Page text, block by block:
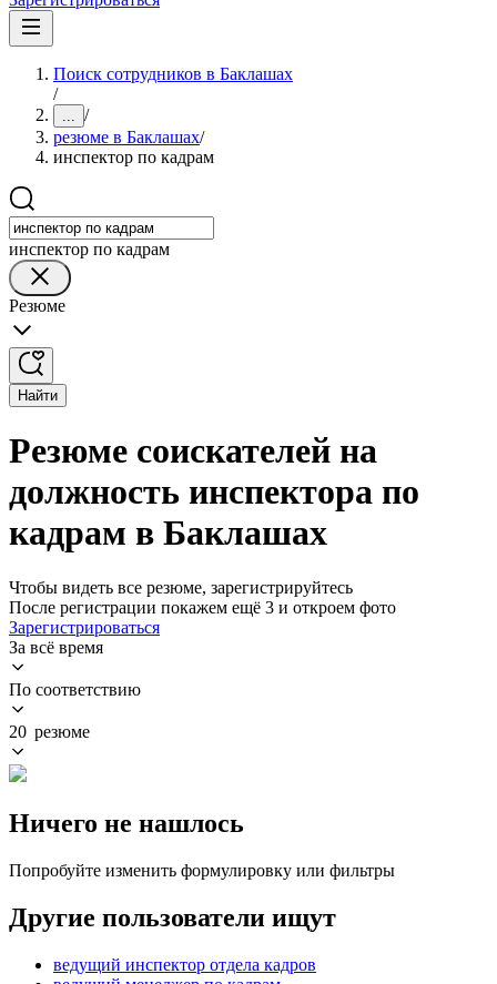
Поиск сотрудников в Баклашах
/
... /
резюме в Баклашах/
инспектор по кадрам
инспектор по кадрам
Резюме
Найти
Резюме соискателей на
должность инспектора по
кадрам в Баклашах
Чтобы видеть все резюме, зарегистрируйтесь
После регистрации покажем ещё 3 и откроем фото
Зарегистрироваться
За всё время
По соответствию
20 резюме
Ничего не нашлось
Попробуйте изменить формулировку или фильтры
Другие пользователи ищут
ведущий инспектор отдела кадров